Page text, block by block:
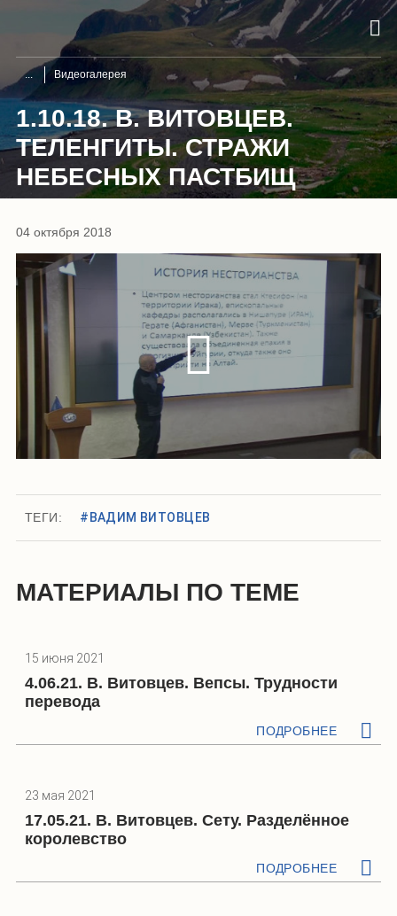
Видеогалерея
1.10.18. В. ВИТОВЦЕВ.
ТЕЛЕНГИТЫ. СТРАЖИ
НЕБЕСНЫХ ПАСТБИЩ
04 октября 2018
ТЕГИ: #ВАДИМ ВИТОВЦЕВ
МАТЕРИАЛЫ ПО ТЕМЕ
15 июня 2021
4.06.21. В. Витовцев. Вепсы. Трудности
перевода
ПОДРОБНЕЕ
23 мая 2021
17.05.21. В. Витовцев. Сету. Разделённое
королевство
ПОДРОБНЕЕ